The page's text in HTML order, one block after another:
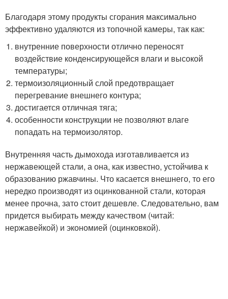
Благодаря этому продукты сгорания максимально
эффективно удаляются из топочной камеры, так как:
внутренние поверхности отлично переносят
воздействие конденсирующейся влаги и высокой
температуры;
термоизоляционный слой предотвращает
перегревание внешнего контура;
достигается отличная тяга;
особенности конструкции не позволяют влаге
попадать на термоизолятор.
Внутренняя часть дымохода изготавливается из
нержавеющей стали, а она, как известно, устойчива к
образованию ржавчины. Что касается внешнего, то его
нередко производят из оцинкованной стали, которая
менее прочна, зато стоит дешевле. Следовательно, вам
придется выбирать между качеством (читай:
нержавейкой) и экономией (оцинковкой).